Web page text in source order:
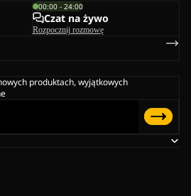
00:00 - 24:00
Czat na żywo
Rozpocznij rozmowę
produktach, wyjątkowych